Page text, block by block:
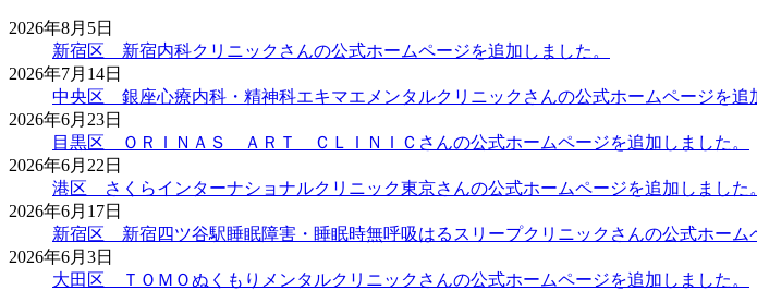
2026年8月5日
新宿区 新宿内科クリニックさんの公式ホームページを追加しました。
2026年7月14日
中央区 銀座心療内科・精神科エキマエメンタルクリニックさんの公式ホームページを追
2026年6月23日
目黒区 ＯＲＩＮＡＳ ＡＲＴ ＣＬＩＮＩＣさんの公式ホームページを追加しました。
2026年6月22日
港区 さくらインターナショナルクリニック東京さんの公式ホームページを追加しました。
2026年6月17日
新宿区 新宿四ツ谷駅睡眠障害・睡眠時無呼吸はるスリープクリニックさんの公式ホーム
2026年6月3日
大田区 ＴＯＭＯぬくもりメンタルクリニックさんの公式ホームページを追加しました。